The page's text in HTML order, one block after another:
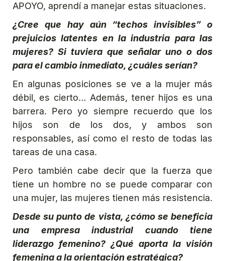
APOYO, aprendí a manejar estas situaciones.
¿Cree que hay aún “techos invisibles” o
prejuicios latentes en la industria para las
mujeres? Si tuviera que señalar uno o dos
para el cambio inmediato, ¿cuáles serían?
En algunas posiciones se ve a la mujer más
débil, es cierto… Además, tener hijos es una
barrera. Pero yo siempre recuerdo que los
hijos son de los dos, y ambos son
responsables, así como el resto de todas las
tareas de una casa.
Pero también cabe decir que la fuerza que
tiene un hombre no se puede comparar con
una mujer, las mujeres tienen más resistencia.
Desde su punto de vista, ¿cómo se beneficia
una empresa industrial cuando tiene
liderazgo femenino? ¿Qué aporta la visión
femenina a la orientación estratégica?